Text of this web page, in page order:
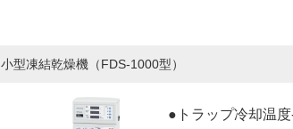
小型凍結乾燥機（FDS-1000型）
●トラップ冷却温